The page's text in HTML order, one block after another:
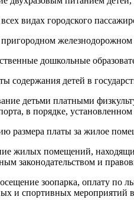
видах городского
железнодорожном
дошкольные
содержания детей в
детьми платными
в порядке,
размера платы за жилое
жилых помещений,
законодательством и
зоопарка, оплату по
и спортивных